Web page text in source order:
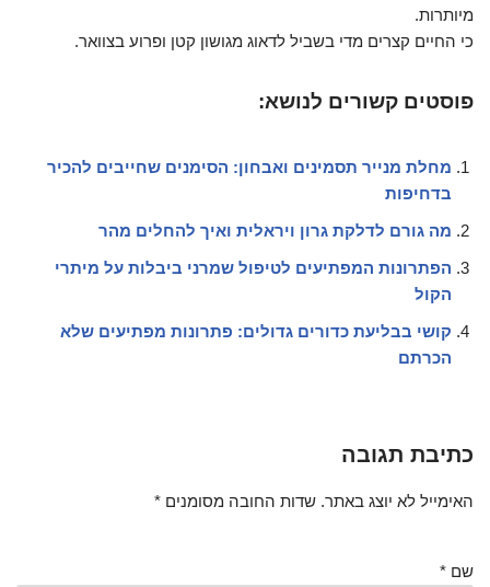
מיותרות.
כי החיים קצרים מדי בשביל לדאוג מגושון קטן ופרוע בצוואר.
פוסטים קשורים לנושא:
מחלת מנייר תסמינים ואבחון: הסימנים שחייבים להכיר
בדחיפות
מה גורם לדלקת גרון ויראלית ואיך להחלים מהר
הפתרונות המפתיעים לטיפול שמרני ביבלות על מיתרי
הקול
קושי בבליעת כדורים גדולים: פתרונות מפתיעים שלא
הכרתם
כתיבת תגובה
האימייל לא יוצג באתר. שדות החובה מסומנים *
שם *